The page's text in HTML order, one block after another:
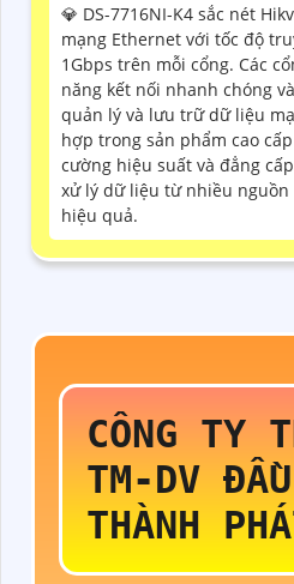
💎 DS-7716NI-K4 sắc nét
mạng Ethernet với tốc độ
1Gbps trên mỗi cổng. Các
năng kết nối nhanh chóng
quản lý và lưu trữ dữ liệu
hợp trong sản phẩm cao
cường hiệu suất và đẳng
xử lý dữ liệu từ nhiều nguồn
hiệu quả.
CÔNG TY
TM-DV
THÀNH